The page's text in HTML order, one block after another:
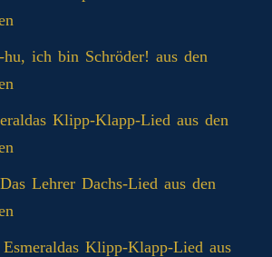
hu, ich bin Schröder! aus den
Klipp‑Klapp‑Lied aus den
Das Lehrer Dachs-Lied aus den
Esmeraldas Klipp‑Klapp‑Lied aus